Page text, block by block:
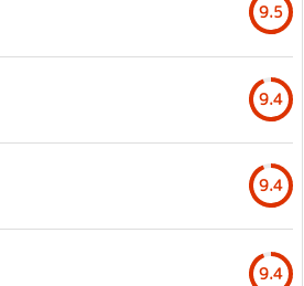
9.5
9.4
9.4
9.4